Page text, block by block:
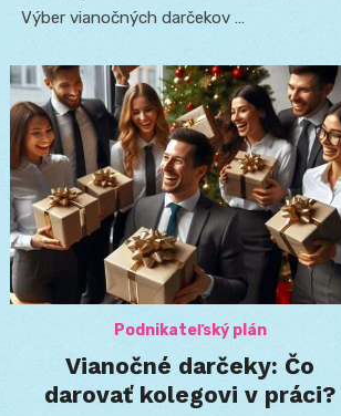
Výber vianočných darčekov …
Podnikateľský plán
Vianočné darčeky: Čo
darovať kolegovi v práci?